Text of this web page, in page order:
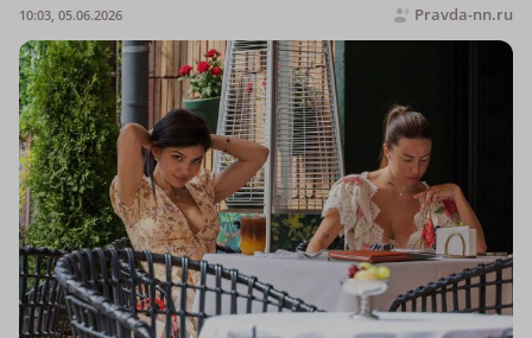
Pravda-nn.ru
10:03, 05.06.2026